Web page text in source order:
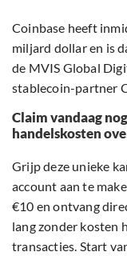
Coinbase heeft
miljard dollar en is
de MVIS Global
stablecoin-partner
Claim vandaag
handelskosten
Grijp deze unieke
account aan te
€10 en ontvang
lang zonder kosten
transacties. Start